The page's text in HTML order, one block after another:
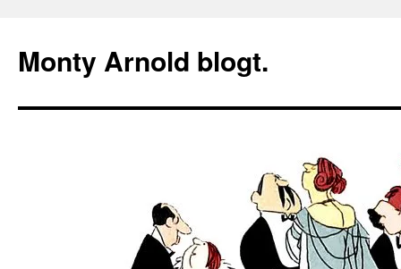
springen
Monty Arnold blogt.